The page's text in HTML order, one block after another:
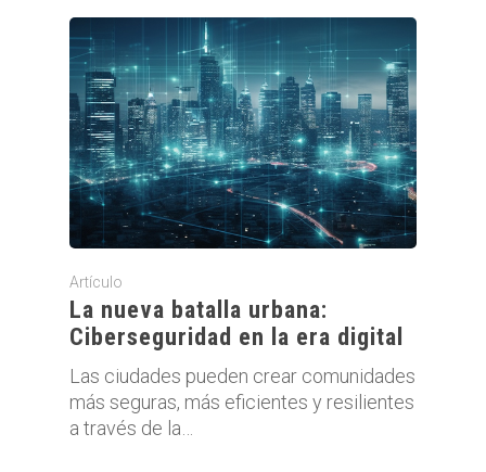
Artículo
La nueva batalla urbana:
Ciberseguridad en la era digital
Las ciudades pueden crear comunidades
más seguras, más eficientes y resilientes
a través de la…